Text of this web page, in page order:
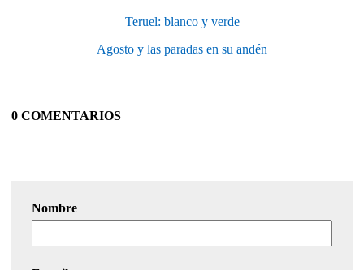
Teruel: blanco y verde
Agosto y las paradas en su andén
0 COMENTARIOS
Nombre